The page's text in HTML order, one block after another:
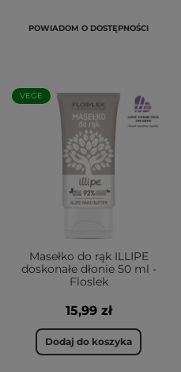
POWIADOM O DOSTĘPNOŚCI
VEGE
Masełko do rąk ILLIPE
doskonałe dłonie 50 ml -
Floslek
15,99 zł
Dodaj do koszyka